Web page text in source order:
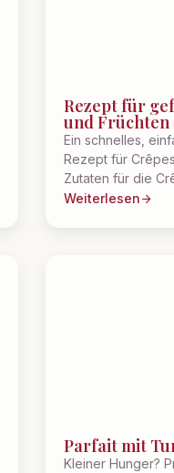
Rezept für
und Früchten
Ein schnelles,
Rezept für
Zutaten für die
Weiterlesen
Parfait mit
Kleiner Hunger?